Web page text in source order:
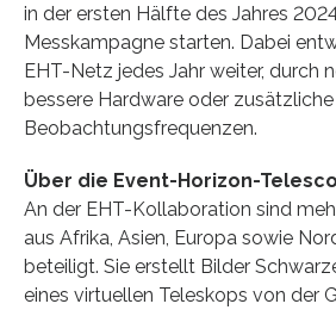
in der ersten Hälfte des Jahres
Messkampagne starten. Dabei
EHT-Netz jedes Jahr weiter, durch
bessere Hardware oder zusätzliche
Beobachtungsfrequenzen.
Über die Event-Horizon-
An der EHT-Kollaboration sind
aus Afrika, Asien, Europa sowie
beteiligt. Sie erstellt Bilder
eines virtuellen Teleskops von der